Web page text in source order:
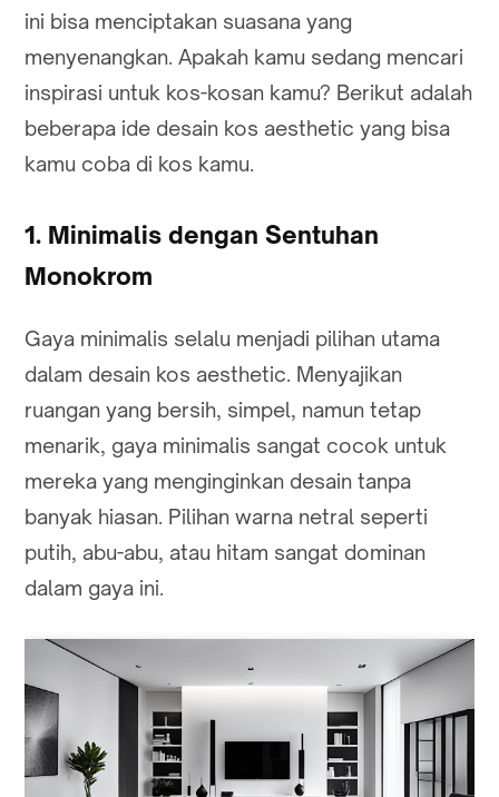
ini bisa menciptakan suasana yang
menyenangkan. Apakah kamu sedang mencari
inspirasi untuk kos-kosan kamu? Berikut adalah
beberapa ide desain kos aesthetic yang bisa
kamu coba di kos kamu.
1. Minimalis dengan Sentuhan
Monokrom
Gaya minimalis selalu menjadi pilihan utama
dalam desain kos aesthetic. Menyajikan
ruangan yang bersih, simpel, namun tetap
menarik, gaya minimalis sangat cocok untuk
mereka yang menginginkan desain tanpa
banyak hiasan. Pilihan warna netral seperti
putih, abu-abu, atau hitam sangat dominan
dalam gaya ini.